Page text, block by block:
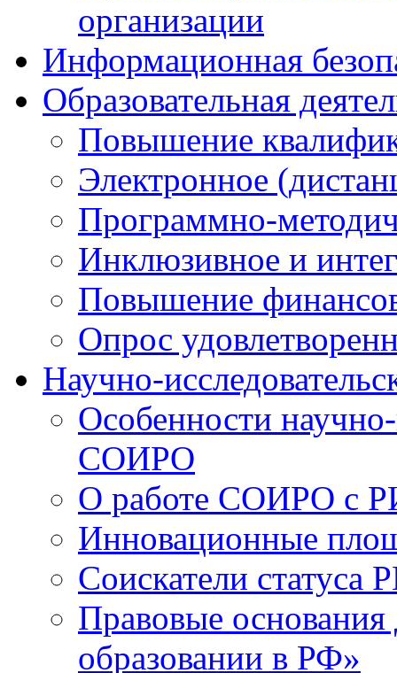
организации
Информационная
Образовательная
Повышение
Электронное
Программно-
Инклюзивное и
Повышение
Опрос
Научно-
Особенности
СОИРО
О работе СОИРО с
Инновационные
Соискатели статуса
Правовые
образовании в РФ»